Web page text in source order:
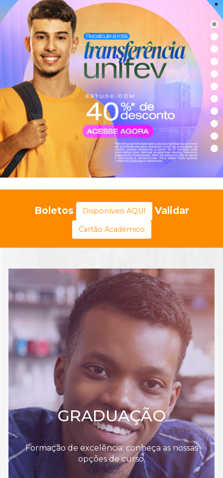
Boletos Disponíveis AQUI Validar
Cartão Acadêmico
GRADUAÇÃO
Formação de excelência: conheça as nossas
opções de curso.